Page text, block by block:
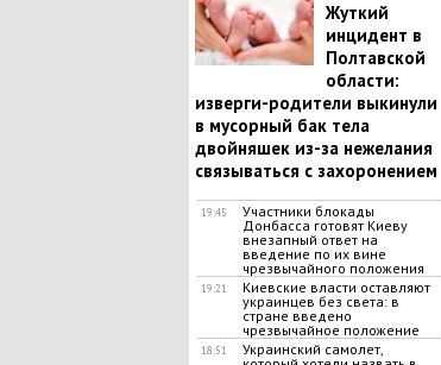
​Жуткий
инцидент в
Полтавской
области:
изверги-родители выкинули
в мусорный бак тела
двойняшек из-за нежелания
связываться с захоронением
19:45
Участники блокады
Донбасса готовят Киеву
внезапный ответ на
введение по их вине
чрезвычайного положения
19:21
Киевские власти оставляют
украинцев без света: в
стране введено
чрезвычайное положение
18:51
Украинский самолет,